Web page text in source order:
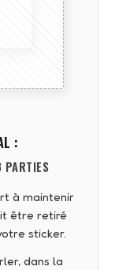
:
PARTIES
à maintenir
être retiré
sticker.
dans la